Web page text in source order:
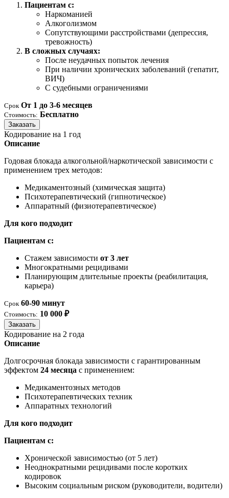
Пациентам с:
Наркоманией
Алкоголизмом
Сопутствующими расстройствами (депрессия,
тревожность)
В сложных случаях:
После неудачных попыток лечения
При наличии хронических заболеваний (гепатит,
ВИЧ)
С судебными ограничениями
Срок От 1 до 3-6 месяцев
Стоимость: Бесплатно
Заказать
Кодирование на 1 год
Описание
Годовая блокада алкогольной/наркотической зависимости с
применением трех методов:
Медикаментозный (химическая защита)
Психотерапевтический (гипнотическое)
Аппаратный (физиотерапевтическое)
Для кого подходит
Пациентам с:
Стажем зависимости от 3 лет
Многократными рецидивами
Планирующим длительные проекты (реабилитация,
карьера)
Срок 60-90 минут
Стоимость: 10 000 ₽
Заказать
Кодирование на 2 года
Описание
Долгосрочная блокада зависимости с гарантированным
эффектом 24 месяца с применением:
Медикаментозных методов
Психотерапевтических техник
Аппаратных технологий
Для кого подходит
Пациентам с:
Хронической зависимостью (от 5 лет)
Неоднократными рецидивами после коротких
кодировок
Высоким социальным риском (руководители, водители)